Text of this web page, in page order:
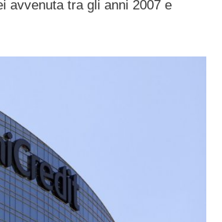
avvenuta tra gli anni 2007 e